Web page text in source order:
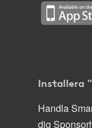
Installera
Handla
dig